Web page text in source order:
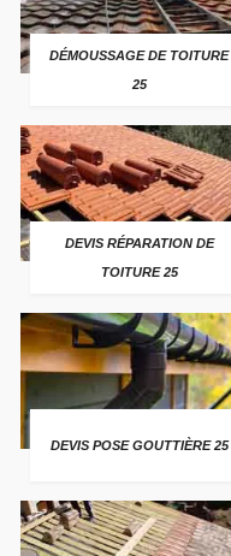
DÉMOUSSAGE DE TOITURE
25
DEVIS RÉPARATION DE
TOITURE 25
DEVIS POSE GOUTTIÈRE 25